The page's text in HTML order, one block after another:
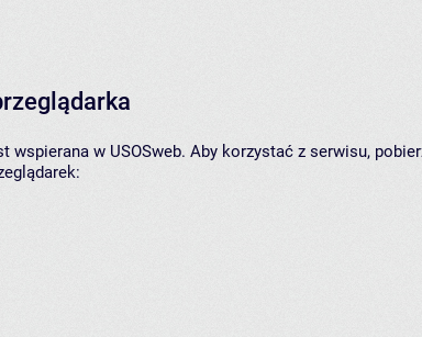
wspierana w USOSweb. Aby korzystać z serwisu,